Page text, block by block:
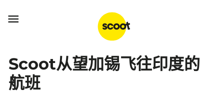

Scoot从望加锡飞往印度的
航班